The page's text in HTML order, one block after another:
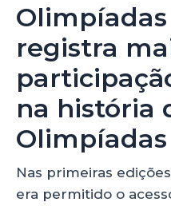
registra
na história
Olimpíadas
Nas primeiras
era permitido o